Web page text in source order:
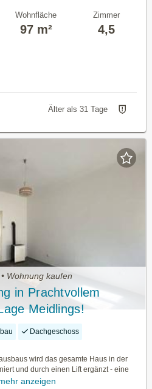
Wohnfläche
97 m²
Zimmer
4,5
Älter als 31 Tage
Wohnung kaufen
in Prachtvollem
Meidlings!
Dachgeschoss
wird das gesamte Haus in der
und durch einen Lift ergänzt - eine
anzeigen